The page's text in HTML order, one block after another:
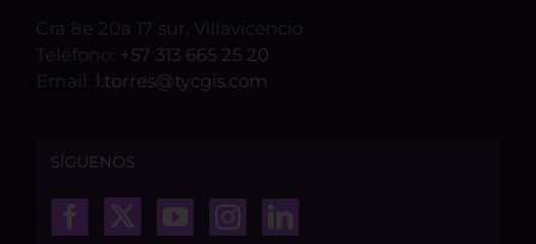
Cra 8e 20a 17 sur, Villavicencio
Teléfono: +57 313 665 25 20
Email: l.torres@tycgis.com
SÍGUENOS